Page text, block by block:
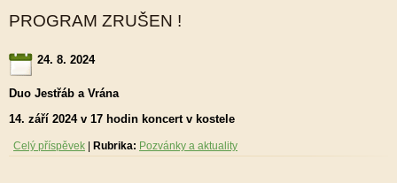
PROGRAM ZRUŠEN !
24. 8. 2024
Duo Jestřáb a Vrána
14. září 2024 v 17 hodin koncert v kostele
Celý příspěvek Rubrika: Pozvánky a aktuality